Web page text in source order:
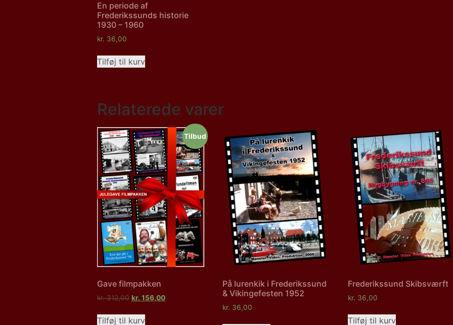
En periode af
Frederikssunds historie
1930 – 1960
kr. 36,00
Tilføj til kurv
Relaterede varer
Tilbud
Gave filmpakken
kr.312,00 kr. 156,00
Tilføj til kurv
På lurenkik i Frederikssund
& Vikingefesten 1952
kr. 36,00
Frederikssund Skibsværft
kr. 36,00
Tilføj til kurv